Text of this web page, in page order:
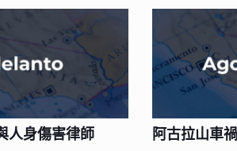
人身傷害律師 阿古拉山車